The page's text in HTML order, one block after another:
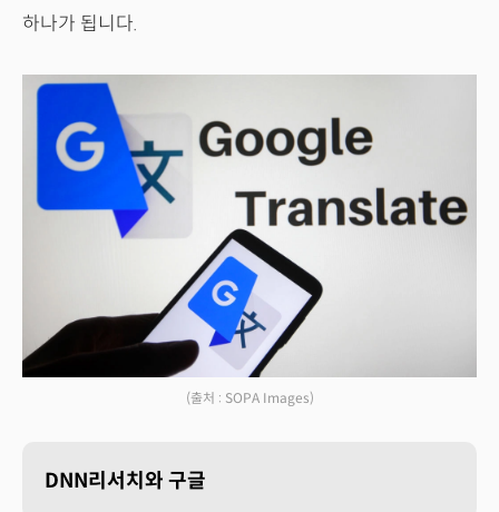
하나가 됩니다.
(출처 : SOPA Images)
DNN리서치와 구글